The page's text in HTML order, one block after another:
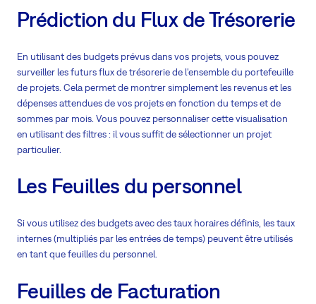
Prédiction du Flux de Trésorerie
En utilisant des budgets prévus dans vos projets, vous pouvez
surveiller les futurs flux de trésorerie de l'ensemble du portefeuille
de projets. Cela permet de montrer simplement les revenus et les
dépenses attendues de vos projets en fonction du temps et de
sommes par mois. Vous pouvez personnaliser cette visualisation
en utilisant des filtres : il vous suffit de sélectionner un projet
particulier.
Les Feuilles du personnel
Si vous utilisez des budgets avec des taux horaires définis, les taux
internes (multipliés par les entrées de temps) peuvent être utilisés
en tant que feuilles du personnel.
Feuilles de Facturation